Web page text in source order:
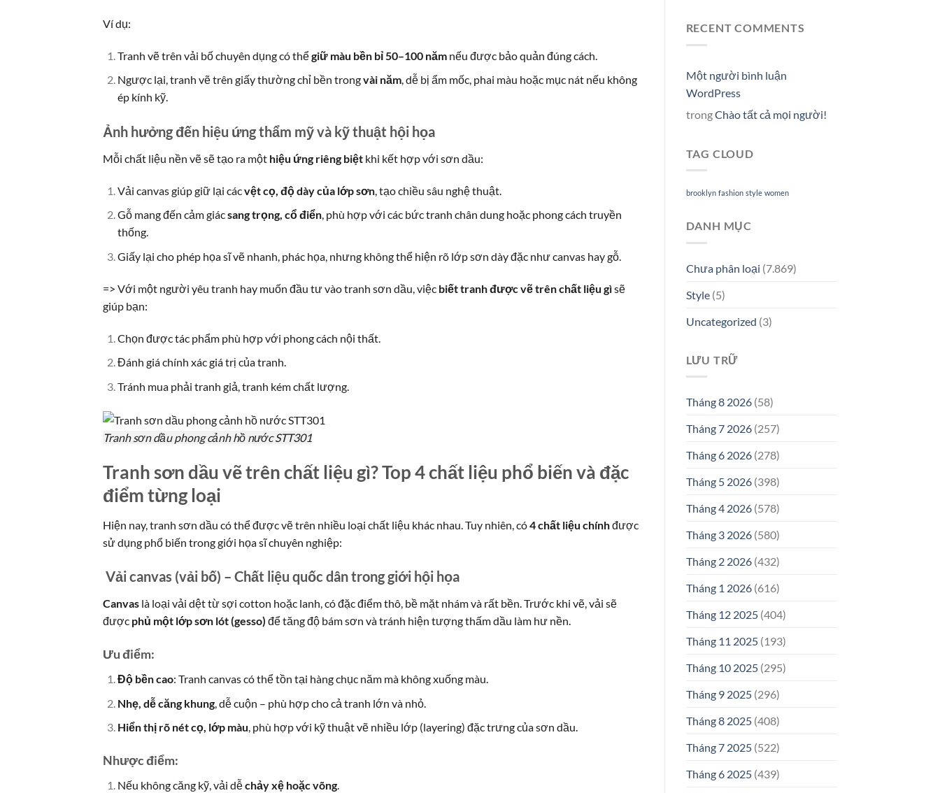
Ví dụ:
Tranh vẽ trên vải bố chuyên dụng có thểgiữ màu bền bỉ 50–100 nămnếu được bảo quản đúng cách.
Ngược lại, tranh vẽ trên giấy thường chỉ bền trongvài năm, dễ bị ẩm mốc, phai màu hoặc mục nát nếu không
ép kính kỹ.
Ảnh hưởng đến hiệu ứng thẩm mỹ và kỹ thuật hội họa
Mỗi chất liệu nền vẽ sẽ tạo ra một hiệu ứng riêng biệt khi kết hợp với sơn dầu:
Vải canvas giúp giữ lại cácvệt cọ, độ dày của lớp sơn, tạo chiều sâu nghệ thuật.
Gỗ mang đến cảm giácsang trọng, cổ điển, phù hợp với các bức tranh chân dung hoặc phong cách truyền
thống.
Giấy lại cho phép họa sĩ vẽ nhanh, phác họa, nhưng không thể hiện rõ lớp sơn dày đặc như canvas hay gỗ.
=> Với một người yêu tranh hay muốn đầu tư vào tranh sơn dầu, việc biết tranh được vẽ trên chất liệu gìsẽ
giúp bạn:
Chọn được tác phẩm phù hợp với phong cách nội thất.
Đánh giá chính xác giá trị của tranh.
Tránh mua phải tranh giả, tranh kém chất lượng.
Tranh sơn dầu phong cảnh hồ nước STT301
Tranh sơn dầu vẽ trên chất liệu gì? Top 4 chất liệu phổ biến và đặc
điểm từng loại
Hiện nay, tranh sơn dầu có thể được vẽ trên nhiều loại chất liệu khác nhau. Tuy nhiên, có4 chất liệu chínhđược
sử dụng phổ biến trong giới họa sĩ chuyên nghiệp:
Vải canvas (vải bố) – Chất liệu quốc dân trong giới hội họa
Canvas là loại vải dệt từ sợi cotton hoặc lanh, có đặc điểm thô, bề mặt nhám và rất bền. Trước khi vẽ, vải sẽ
được phủ một lớp sơn lót (gesso) để tăng độ bám sơn và tránh hiện tượng thấm dầu làm hư nền.
Ưu điểm:
Độ bền cao: Tranh canvas có thể tồn tại hàng chục năm mà không xuống màu.
Nhẹ, dễ căng khung, dễ cuộn – phù hợp cho cả tranh lớn và nhỏ.
Hiển thị rõ nét cọ, lớp màu, phù hợp với kỹ thuật vẽ nhiều lớp (layering) đặc trưng của sơn dầu.
Nhược điểm:
Nếu không căng kỹ, vải dễchảy xệ hoặc võng.
RECENT COMMENTS
Một người bình luận
WordPress
trongChào tất cả mọi người!
TAG CLOUD
brooklyn fashion style women
DANH MỤC
Chưa phân loại (7.869)
Style(5)
Uncategorized (3)
LƯU TRỮ
Tháng 8 2026(58)
Tháng 7 2026(257)
Tháng 6 2026(278)
Tháng 5 2026(398)
Tháng 4 2026(578)
Tháng 3 2026(580)
Tháng 2 2026(432)
Tháng 1 2026(616)
Tháng 12 2025(404)
Tháng 11 2025(193)
Tháng 10 2025(295)
Tháng 9 2025(296)
Tháng 8 2025(408)
Tháng 7 2025(522)
Tháng 6 2025(439)